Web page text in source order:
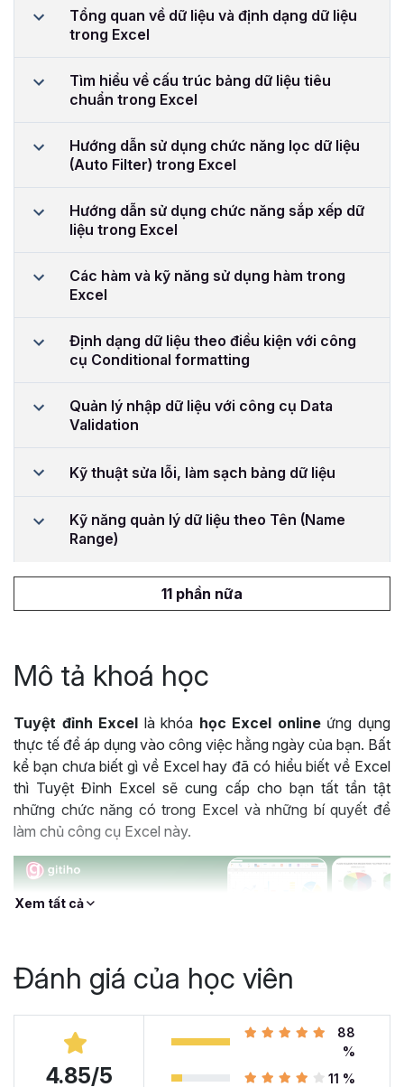
Tổng quan về dữ liệu và định dạng dữ liệu
trong Excel
Tìm hiểu về cấu trúc bảng dữ liệu tiêu
chuẩn trong Excel
Hướng dẫn sử dụng chức năng lọc dữ liệu
(Auto Filter) trong Excel
Hướng dẫn sử dụng chức năng sắp xếp dữ
liệu trong Excel
Các hàm và kỹ năng sử dụng hàm trong
Excel
Định dạng dữ liệu theo điều kiện với công
cụ Conditional formatting
Quản lý nhập dữ liệu với công cụ Data
Validation
Kỹ thuật sửa lỗi, làm sạch bảng dữ liệu
Kỹ năng quản lý dữ liệu theo Tên (Name
Range)
11 phần nữa
Mô tả khoá học
Tuyệt đỉnh Excel là khóa học Excel onlineứng dụng
thực tế để áp dụng vào công việc hằng ngày của bạn. Bất
kể bạn chưa biết gì về Excel hay đã có hiểu biết về Excel
thì Tuyệt Đỉnh Excel sẽ cung cấp cho bạn tất tần tật
những chức năng có trong Excel và những bí quyết để
làm chủ công cụ Excel này.
Khóa học Tuyệt Đỉnh Excel được hàng trăm nghìn học viên lựa chọn
Xem tất cả
Đánh giá của học viên
4.85/5
88
%
11 %